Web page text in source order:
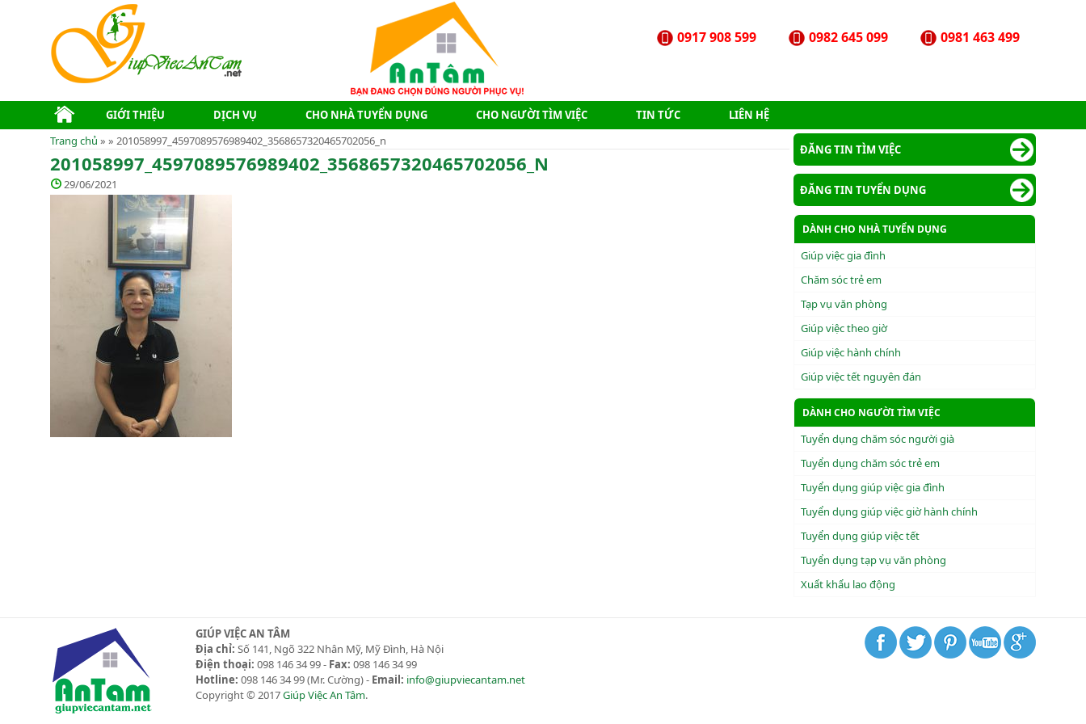
0981 463 499
0982 645 099
0917 908 599
GIỚI THIỆU DỊCH VỤ CHO NHÀ TUYỂN DỤNG CHO NGƯỜI TÌM VIỆC TIN TỨC
LIÊN HỆ
Trang chủ » » 201058997_4597089576989402_3568657320465702056_n
201058997_4597089576989402_3568657320465702056_N
29/06/2021
ĐĂNG TIN TÌM VIỆC
ĐĂNG TIN TUYỂN DỤNG
DÀNH CHO NHÀ TUYỂN DỤNG
Giúp việc gia đình
Chăm sóc trẻ em
Tạp vụ văn phòng
Giúp việc theo giờ
Giúp việc hành chính
Giúp việc tết nguyên đán
DÀNH CHO NGƯỜI TÌM VIỆC
Tuyển dụng chăm sóc người già
Tuyển dụng chăm sóc trẻ em
Tuyển dụng giúp việc gia đình
Tuyển dụng giúp việc giờ hành chính
Tuyển dụng giúp việc tết
Tuyển dụng tạp vụ văn phòng
Xuẩt khẩu lao động
GIÚP VIỆC AN TÂM
Địa chỉ: Số 141, Ngõ 322 Nhân Mỹ, Mỹ Đình, Hà Nội
Điện thoại: 098 146 34 99 - Fax: 098 146 34 99
Hotline: 098 146 34 99(Mr. Cường) - Email: info@giupviecantam.net
Copyright © 2017Giúp Việc An Tâm.